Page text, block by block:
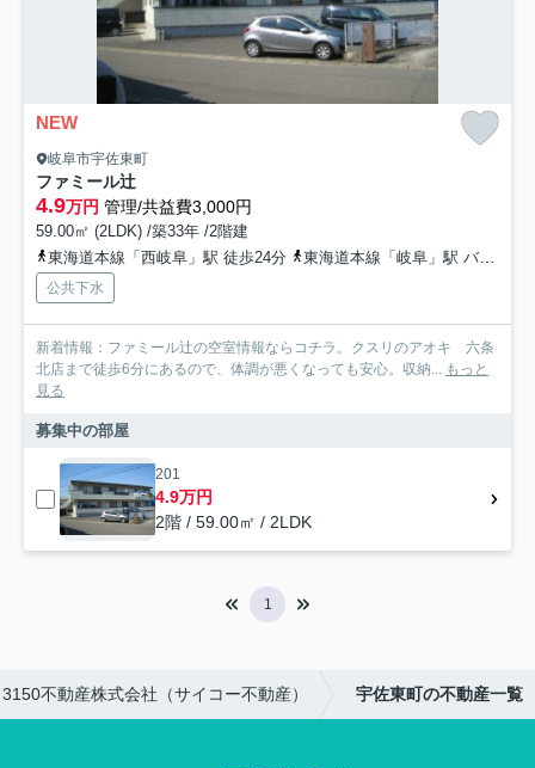
NEW
岐阜市宇佐東町
ファミール辻
4.9万円 管理/共益費3,000円
59.00㎡ (2LDK) /築33年 /2階建
東海道本線「西岐阜」駅 徒歩24分
東海道本線「岐阜」駅 バス16分 岐阜バス「宇佐（岐阜県）」 停歩2分
公共下水
新着情報：ファミール辻の空室情報ならコチラ。クスリのアオキ 六条
北店まで徒歩6分にあるので、体調が悪くなっても安心。収納... もっと
見る
募集中の部屋
201
4.9万円
2階 / 59.00㎡ / 2LDK
1
不動産株式会社（サイコー不動産） 宇佐東町の不動産一覧